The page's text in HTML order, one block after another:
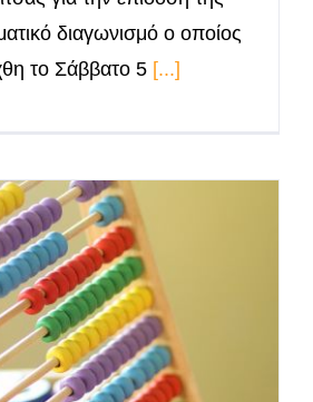
διαγωνισμό ο οποίος
το Σάββατο 5 [...]